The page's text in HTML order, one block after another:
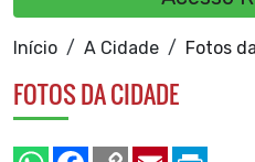
Início A Cidade Fotos
FOTOS DA CIDADE